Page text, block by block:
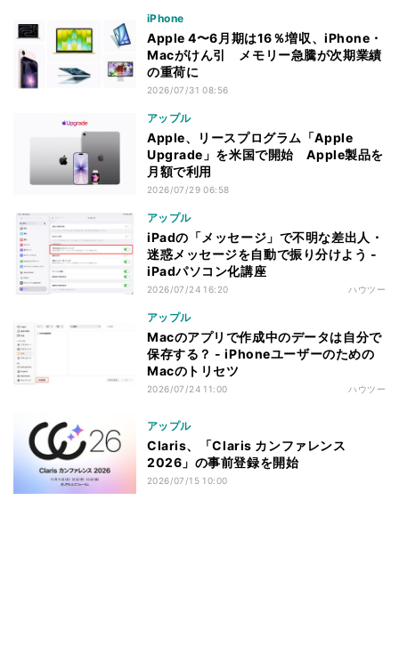
iPhone
Apple 4〜6月期は16％増収、iPhone・
Macがけん引 メモリー急騰が次期業績
の重荷に
2026/07/31 08:56
アップル
Apple、リースプログラム「Apple
Upgrade」を米国で開始 Apple製品を
月額で利用
2026/07/29 06:58
アップル
iPadの「メッセージ」で不明な差出人・
迷惑メッセージを自動で振り分けよう -
iPadパソコン化講座
2026/07/24 16:20 ハウツー
アップル
Macのアプリで作成中のデータは自分で
保存する？ - iPhoneユーザーのための
Macのトリセツ
2026/07/24 11:00 ハウツー
アップル
Claris、「Claris カンファレンス
2026」の事前登録を開始
2026/07/15 10:00